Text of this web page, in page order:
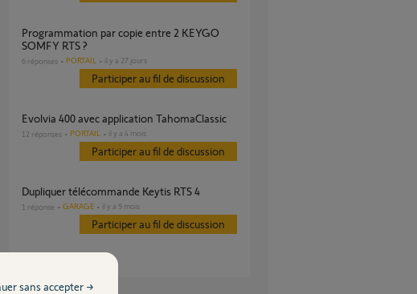
Programmation par copie entre 2 KEYGO
SOMFY RTS ?
6 réponses PORTAIL il y a 27 jours
Participer au fil de discussion
Evolvia 400 avec application TahomaClassic
12 réponses PORTAIL il y a 4 mois
Participer au fil de discussion
Dupliquer télécommande Keytis RTS 4
1 réponse GARAGE il y a 9 mois
Participer au fil de discussion
sans accepter →